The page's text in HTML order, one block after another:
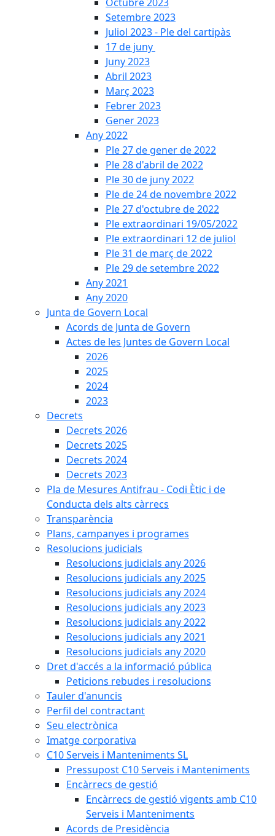
Setembre 2023
Juliol 2023 - Ple del cartipàs
17 de juny
Juny 2023
Abril 2023
Març 2023
Febrer 2023
Gener 2023
Any 2022
Ple 27 de gener de 2022
Ple 28 d'abril de 2022
Ple 30 de juny 2022
Ple de 24 de novembre 2022
Ple 27 d'octubre de 2022
Ple extraordinari 19/05/2022
Ple extraordinari 12 de juliol
Ple 31 de març de 2022
Ple 29 de setembre 2022
Any 2021
Any 2020
Junta de Govern Local
Acords de Junta de Govern
Actes de les Juntes de Govern Local
2026
2025
2024
2023
Decrets
Decrets 2026
Decrets 2025
Decrets 2024
Decrets 2023
Pla de Mesures Antifrau - Codi Ètic i de
Conducta dels alts càrrecs
Transparència
Plans, campanyes i programes
Resolucions judicials
Resolucions judicials any 2026
Resolucions judicials any 2025
Resolucions judicials any 2024
Resolucions judicials any 2023
Resolucions judicials any 2022
Resolucions judicials any 2021
Resolucions judicials any 2020
Dret d'accés a la informació pública
Peticions rebudes i resolucions
Tauler d'anuncis
Perfil del contractant
Seu electrònica
Imatge corporativa
C10 Serveis i Manteniments SL
Pressupost C10 Serveis i Manteniments
Encàrrecs de gestió
Encàrrecs de gestió vigents amb C10
Serveis i Manteniments
Acords de Presidència